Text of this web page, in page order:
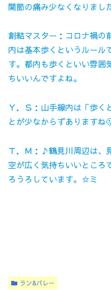
関節の痛み少なくなりまし
創結マスター：コロナ禍の
内は基本歩くというルール
す。都内も歩くといい雰囲
ちいいんですよね。
Ｙ．Ｓ：山手線内は「歩く
とが少なからずありますね
Ｔ．Ｍ：♪鶴見川周辺は、
空が広く気持ちいいところ
ろうろしています。☆ミ
ラン&バレー